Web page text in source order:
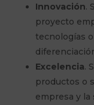
Innovación.
proyecto
tecnologías
Excelencia.
productos o
empresa y